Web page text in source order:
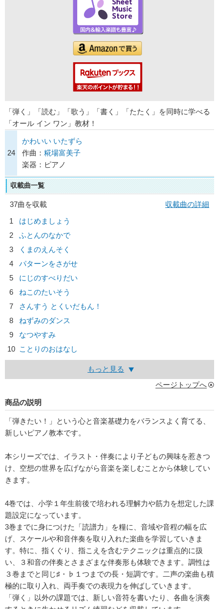
「弾く」「読む」「歌う」「書く」「たたく」を同時に学べる
「オール イン ワン」教材！
24
かわいい いたずら
作曲： 糀場富美子
楽器：ピアノ
収載曲一覧
37曲を収載
収載曲の詳細
1
はじめましょう
2
ふとんのなかで
3
くまのえんそく
4
パターンをさがせ
5
にじのすべりだい
6
ねこのたいそう
7
さんすう とくいだもん！
8
ねずみのダンス
9
なつやすみ
10 ことりのおはなし
もっと見る
ページトップへ
商品の説明
「弾きたい！」という心と音楽基礎力をバランスよく育てる、
新しいピアノ教本です。
本シリーズでは、イラスト・伴奏により子どもの興味を惹きつ
け、空想の世界を広げながら音楽を楽しむことから体験してい
きます。
4巻では、小学１年生前後で培われる理解力や筋力を想定した課
題設定になっています。
3巻までに身につけた「読譜力」を糧に、音域や音程の幅を広
げ、スケールや和音伴奏を取り入れた楽曲を学習していきま
す。特に、指くぐり、指こえを含むテクニックは重点的に扱
い、３和音の伴奏とさまざまな伴奏形も体験できます。調性は
３巻までと同じ♯・♭１つまでの長・短調です。二声の楽曲も積
極的に取り入れ、両手奏での表現力を伸ばしていきます。
「弾く」以外の課題では、新しい音符を書いたり、各曲を演奏